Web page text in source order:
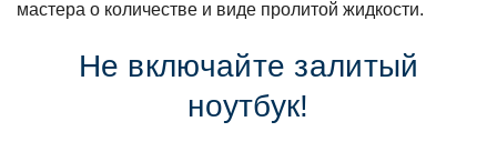
мастера о количестве и виде пролитой жидкости.
Не включайте залитый
ноутбук!